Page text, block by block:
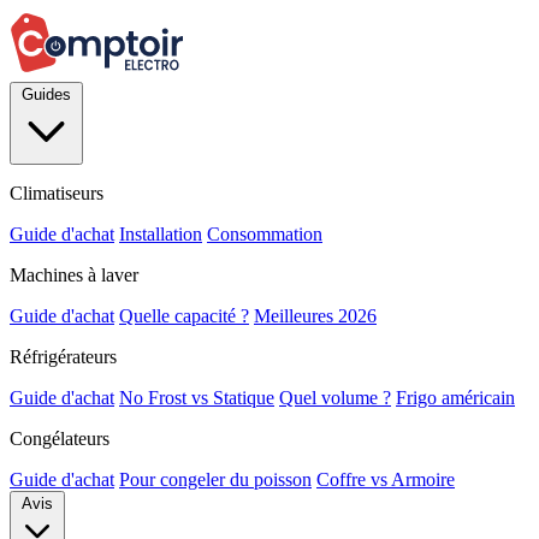
Climatiseurs
Guide d'achat Installation Consommation
Machines à laver
Guide d'achat Quelle capacité ? Meilleures 2026
Réfrigérateurs
Guide d'achat No Frost vs Statique Quel volume ? Frigo américain
Congélateurs
Guide d'achat Pour congeler du poisson Coffre vs Armoire